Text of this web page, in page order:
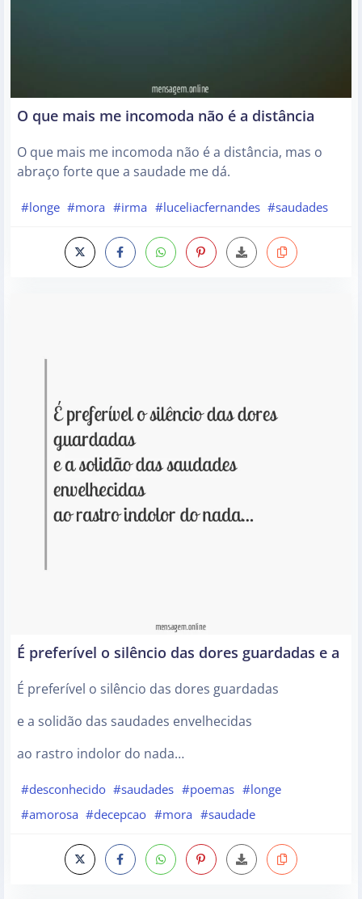
O que mais me incomoda não é a distância
O que mais me incomoda não é a distância, mas o
abraço forte que a saudade me dá.
#longe #mora #irma #luceliacfernandes #saudades
É preferível o silêncio das dores guardadas e a
É preferível o silêncio das dores guardadas
e a solidão das saudades envelhecidas
ao rastro indolor do nada…
#desconhecido #saudades #poemas #longe
#amorosa #decepcao #mora #saudade